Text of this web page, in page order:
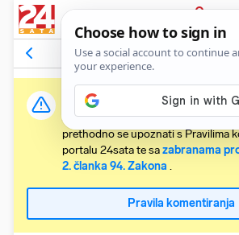
PRIJAVA
Odgovori na komentar
Važna obavijest:
Svaki korisnik koji želi komentirati
prethodno se upoznati s Pravilima
portalu 24sata te sazabranama
2. članka 94. Zakona .
Pravila komentiranja